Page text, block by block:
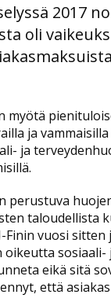
2017
oli
myötä
ja
ja
perustuva
taloudellista
vuosi
oikeutta
eikä sitä
että